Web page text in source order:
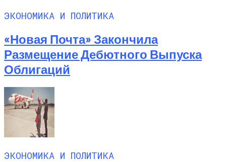
ЭКОНОМИКА И ПОЛИТИКА
«Новая Почта» Закончила
Размещение Дебютного Выпуска
Облигаций
ЭКОНОМИКА И ПОЛИТИКА